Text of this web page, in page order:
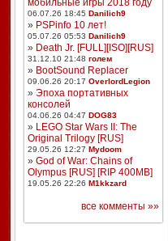
мобильные игры 2018 году
06.07.26 18:45 Danilich9
» PSPinfo 10 лет!
05.07.26 05:53 Danilich9
» Death Jr. [FULL][ISO][RUS]
31.12.10 21:48 голем
» BootSound Replacer
09.06.26 20:17 OverlordLegion
» Эпоха портативных
консолей
04.06.26 04:47 DOG83
» LEGO Star Wars II: The
Original Trilogy [RUS]
29.05.26 12:27 Mydoom
» God of War: Chains of
Olympus [RUS] [RIP 400MB]
19.05.26 22:26 M1kkzard
все комменты »»